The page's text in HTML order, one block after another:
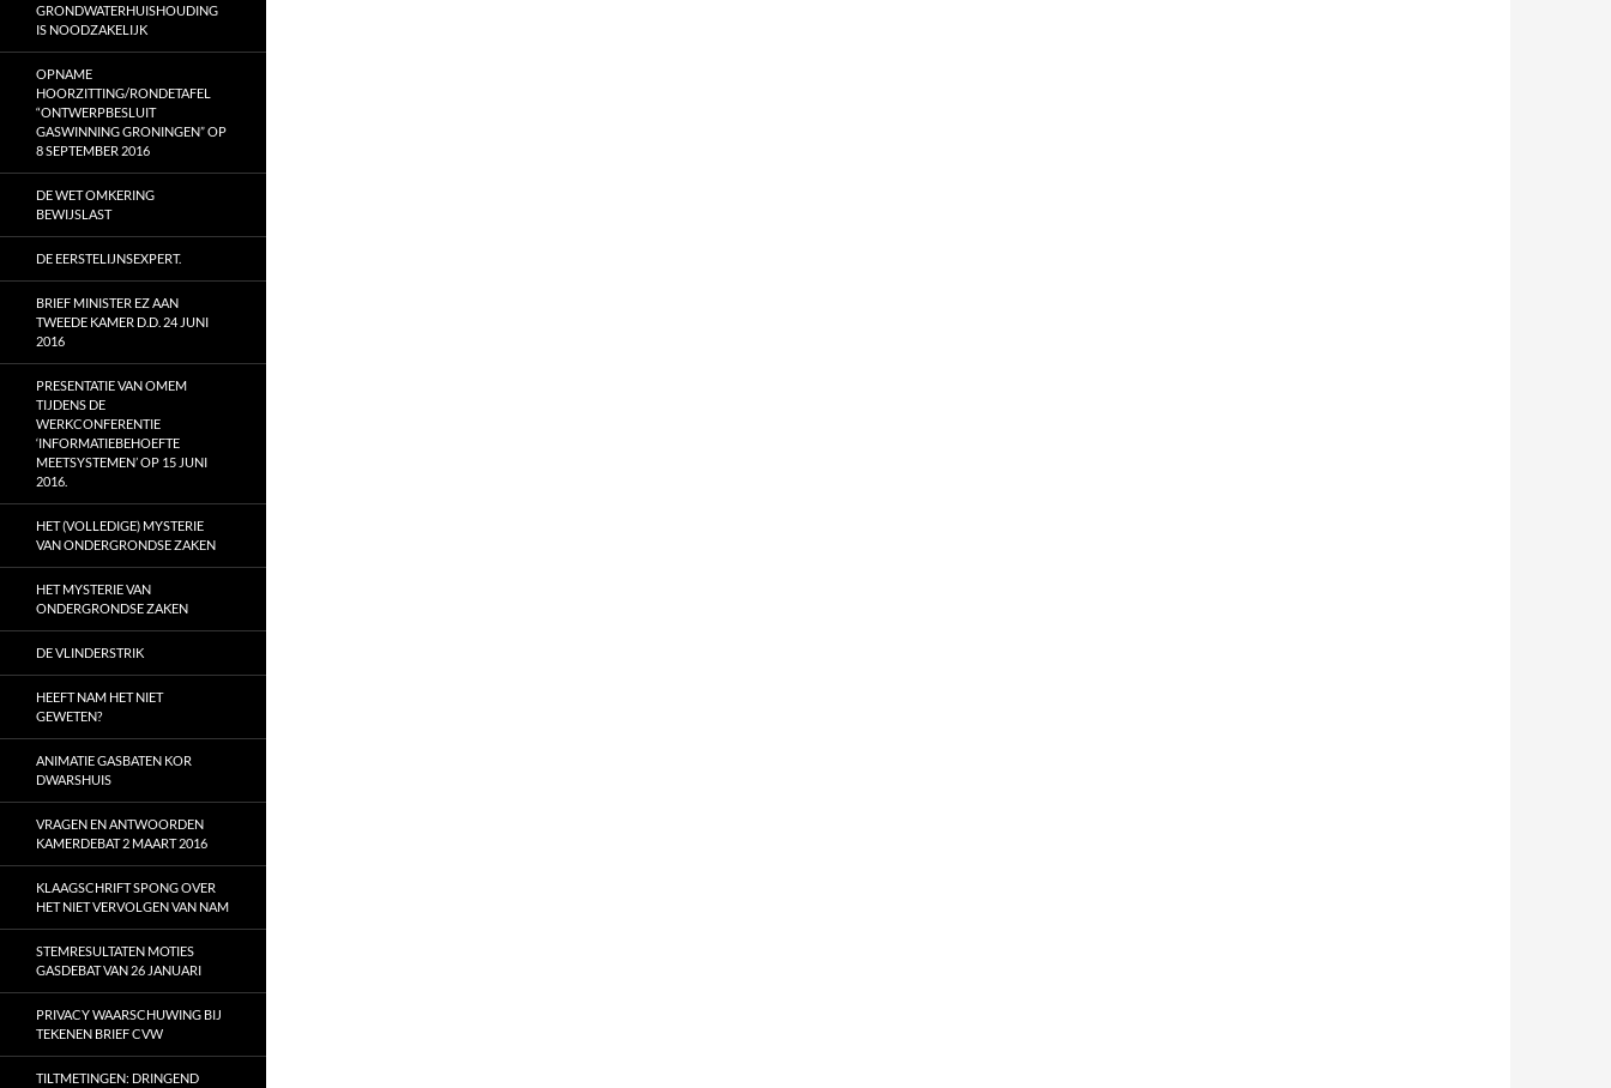
GRONDWATERHUISHOUDING
IS NOODZAKELIJK
OPNAME
HOORZITTING/RONDETAFEL
“ONTWERPBESLUIT
GASWINNING GRONINGEN” OP
8 SEPTEMBER 2016
DE WET OMKERING
BEWIJSLAST
DE EERSTELIJNSEXPERT.
BRIEF MINISTER EZ AAN
TWEEDE KAMER D.D. 24 JUNI
2016
PRESENTATIE VAN OMEM
TIJDENS DE
WERKCONFERENTIE
‘INFORMATIEBEHOEFTE
MEETSYSTEMEN’ OP 15 JUNI
2016.
HET (VOLLEDIGE) MYSTERIE
VAN ONDERGRONDSE ZAKEN
HET MYSTERIE VAN
ONDERGRONDSE ZAKEN
DE VLINDERSTRIK
HEEFT NAM HET NIET
GEWETEN?
ANIMATIE GASBATEN KOR
DWARSHUIS
VRAGEN EN ANTWOORDEN
KAMERDEBAT 2 MAART 2016
KLAAGSCHRIFT SPONG OVER
HET NIET VERVOLGEN VAN NAM
STEMRESULTATEN MOTIES
GASDEBAT VAN 26 JANUARI
PRIVACY WAARSCHUWING BIJ
TEKENEN BRIEF CVW
TILTMETINGEN: DRINGEND